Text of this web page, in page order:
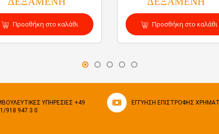
Προσθήκη στο καλάθι Προσθήκη στο καλάθι
ΥΠΗΡΕΣΊΕΣ +49
918 947 3 0
ΕΓΓΎΗΣΗ ΕΠΙΣΤΡΟΦΉΣ